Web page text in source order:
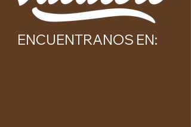
ENCUENTRANOS EN: